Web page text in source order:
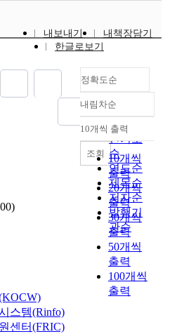
내보내기
내책장담기
한글로보기
정확도순
정확도
순
인기도
순
연도순
제목순
저자순
발행기
관순
내림차순
내림차순
10개씩 출력
10개씩
출력
20개씩
출력
30개씩
출력
50개씩
출력
100개씩
출력
조회
스템(Rinfo)
센터(FRIC)